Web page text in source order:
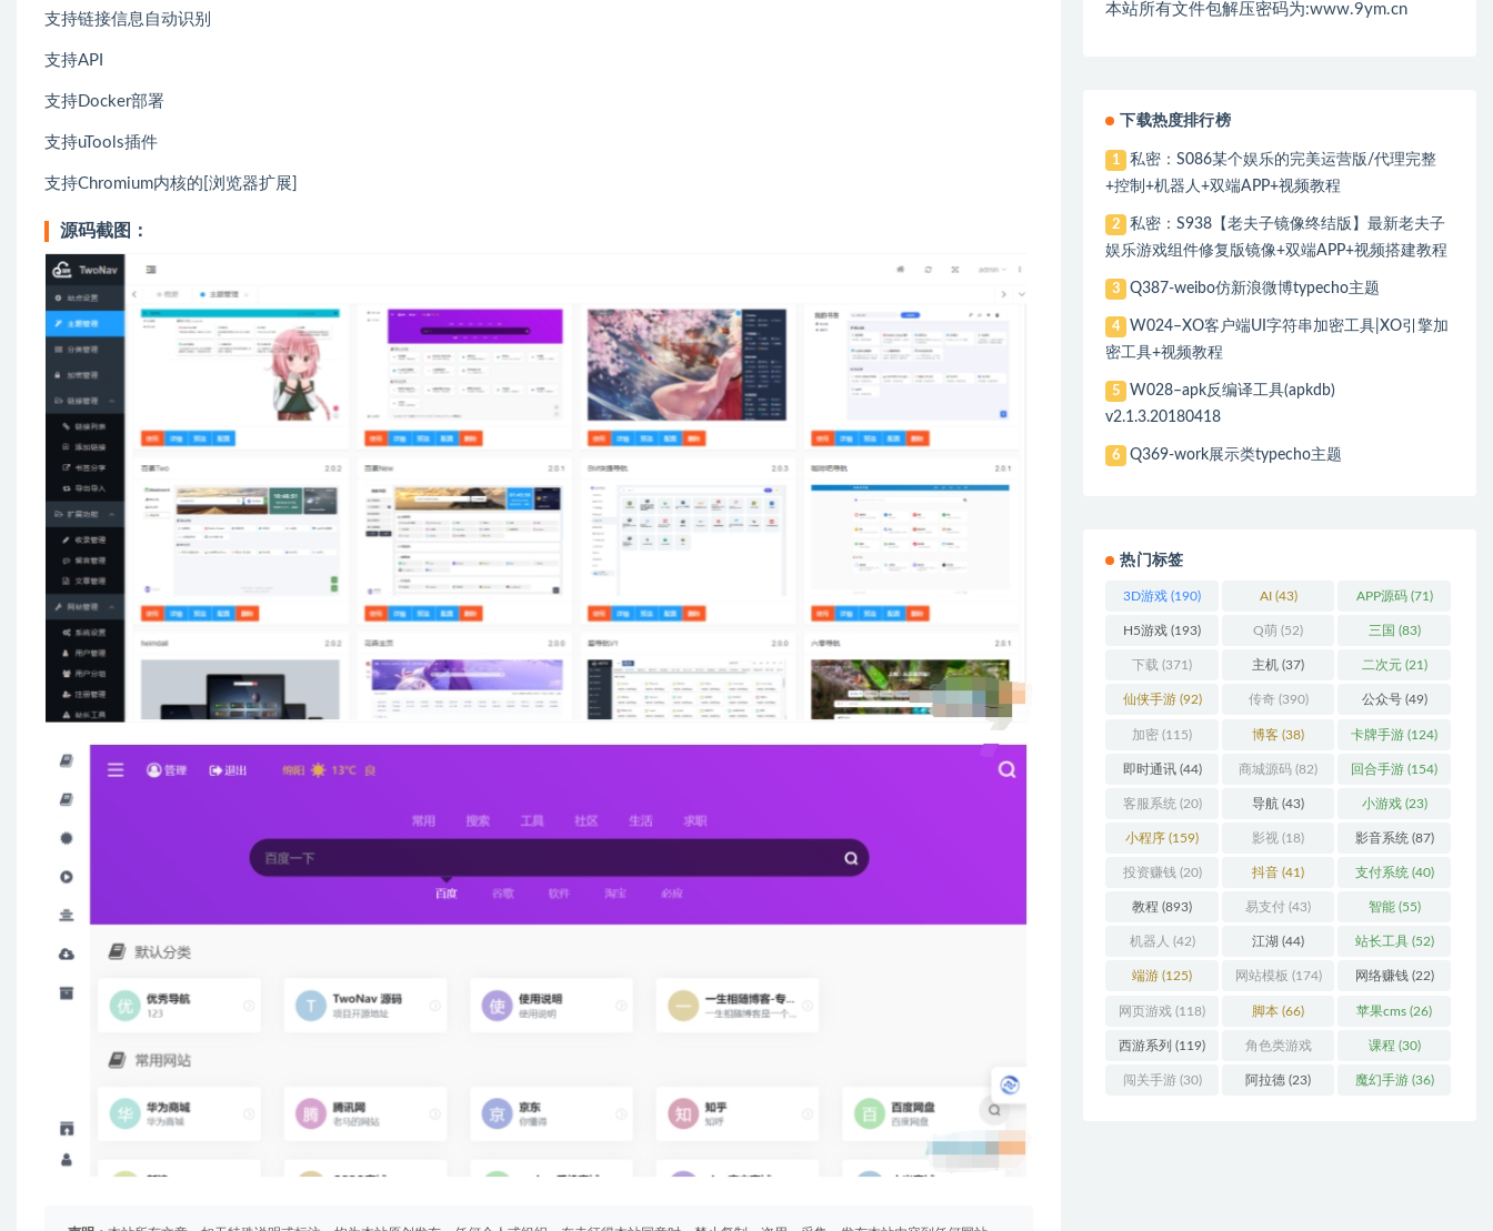
支持链接信息自动识别
支持API
支持Docker部署
支持uTools插件
支持Chromium内核的[浏览器扩展]
源码截图：
本站所有文件包解压密码为:www.9ym.cn
下载热度排行榜
1
私密：S086某个娱乐的完美运营版/代理完整
+控制+机器人+双端APP+视频教程
2
私密：S938【老夫子镜像终结版】最新老夫子
娱乐游戏组件修复版镜像+双端APP+视频搭建教程
3 Q387-weibo仿新浪微博typecho主题
4
W024–XO客户端UI字符串加密工具|XO引擎加
密工具+视频教程
5
W028–apk反编译工具(apkdb)
v2.1.3.20180418
6 Q369-work展示类typecho主题
热门标签
3D游戏 (190) AI(43) APP源码(71)
H5游戏 (193) Q萌 (52) 三国 (83)
下载 (371) 主机 (37) 二次元(21)
仙侠手游(92) 传奇(390) 公众号(49)
加密 (115) 博客 (38) 卡牌手游 (124)
即时通讯(44) 商城源码 (82) 回合手游 (154)
客服系统 (20) 导航 (43) 小游戏(23)
小程序 (159) 影视 (18) 影音系统 (87)
投资赚钱 (20) 抖音 (41) 支付系统 (40)
教程 (893) 易支付 (43) 智能(55)
机器人 (42) 江湖 (44) 站长工具(52)
端游 (125) 网站模板 (174) 网络赚钱(22)
网页游戏 (118) 脚本 (66) 苹果cms (26)
西游系列 (119) 角色类游戏
(306)
课程 (30)
闯关手游(30) 阿拉德 (23) 魔幻手游(36)